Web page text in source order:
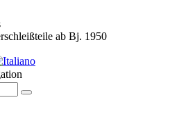
ab Bj. 1950